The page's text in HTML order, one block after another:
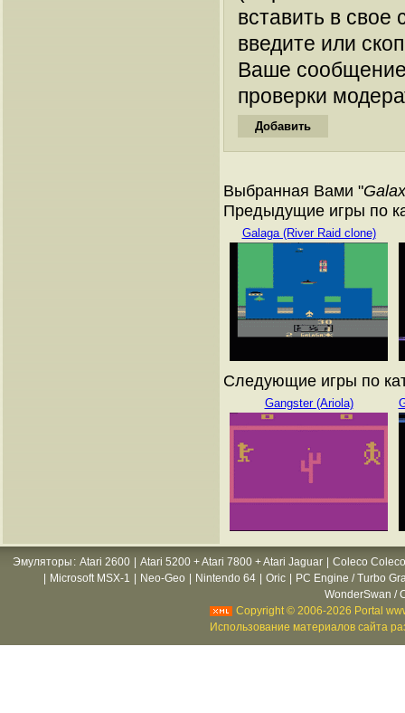
вставить в
введите или
Ваше
проверки
Выбранная Вами "
Предыдущие игры по
Galaga (River Raid clone)
Следующие игры по
Gangster (Ariola)
Эмуляторы : Atari 2600 Atari 5200 + Atari 7800 + Atari Jaguar
Coleco
Microsoft MSX-1 Neo-Geo Nintendo 64 Oric
PC Engine / Turbo
WonderSwan /
Copyright © 2006-2026 Portal
Использование материалов сайта